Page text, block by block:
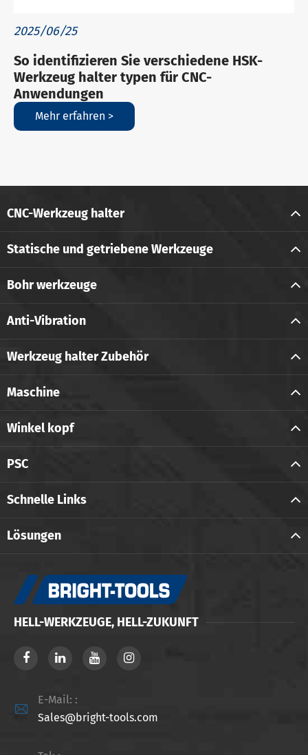
2025/06/25
So identifizieren Sie verschiedene HSK-
Werkzeug halter typen für CNC-
Anwendungen
Mehr erfahren >
CNC-Werkzeug halter
Statische und getriebene Werkzeuge
Bohr werkzeuge
Anti-Vibration
Werkzeug halter Zubehör
Maschine
Winkel kopf
PSC
Schnelle Links
Lösungen
HELL-WERKZEUGE, HELL-ZUKUNFT

E-Mail: :
Sales@bright-tools.com